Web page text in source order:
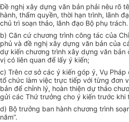
Đề nghị xây dựng văn bản phải nêu rõ
hành, thẩm quyền, thời hạn trình, lãnh
chủ trì soạn thảo, lãnh đạo Bộ phụ trách.
b) Căn cứ chương trình công tác của
phủ và đề nghị xây dựng văn bản của
dự kiến chương trình xây dựng văn bản
vị có liên quan để lấy ý kiến;
c) Trên cơ sở các ý kiến góp ý, Vụ
tổ chức làm việc trực tiếp với từng đơn
bản để chỉnh lý, hoàn thiện dự thảo
gửi các Thứ trưởng cho ý kiến trước khi
d) Bộ trưởng ban hành chương trình
năm”.